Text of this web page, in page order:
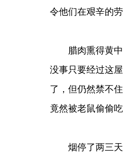
令他们在艰辛的
腊肉熏得黄中
没事只要经过这
了，但仍然禁不
竟然被老鼠偷偷
烟停了两三天